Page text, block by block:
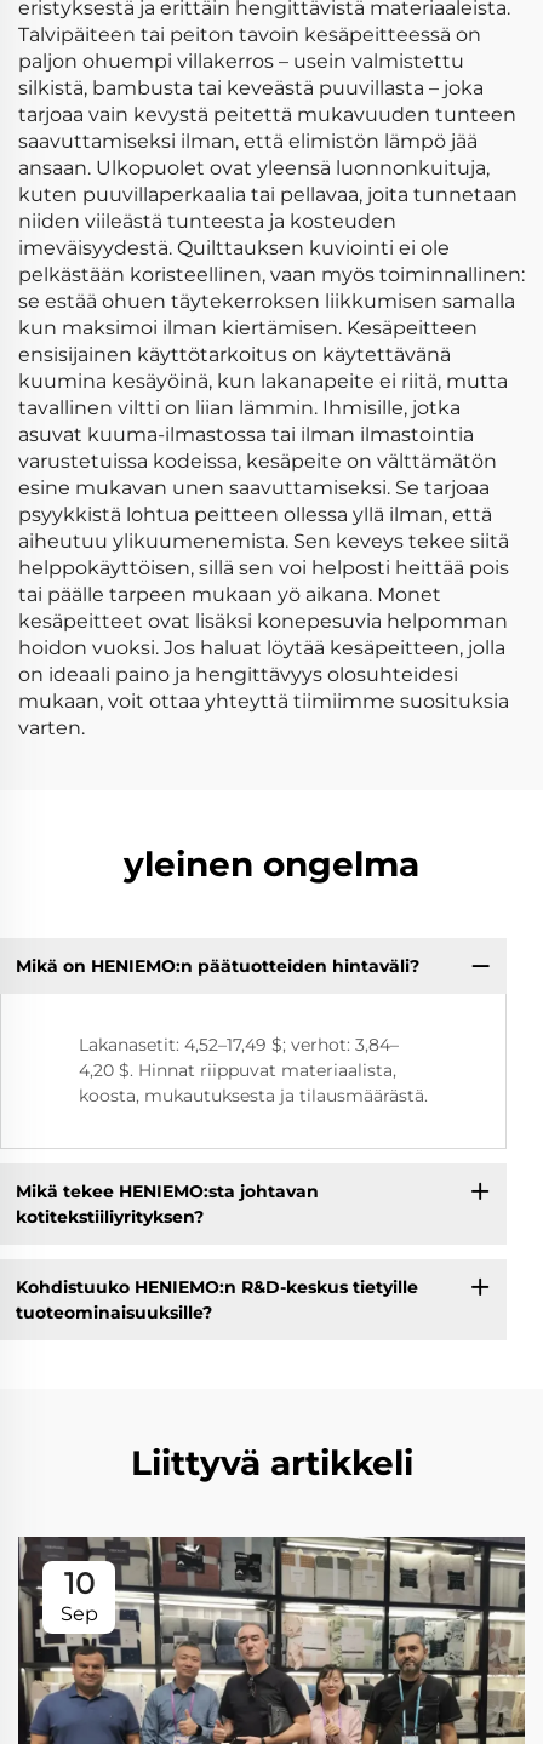
eristyksestä ja erittäin hengittävistä materiaaleista.
Talvipäiteen tai peiton tavoin kesäpeitteessä on
paljon ohuempi villakerros – usein valmistettu
silkistä, bambusta tai keveästä puuvillasta – joka
tarjoaa vain kevystä peitettä mukavuuden tunteen
saavuttamiseksi ilman, että elimistön lämpö jää
ansaan. Ulkopuolet ovat yleensä luonnonkuituja,
kuten puuvillaperkaalia tai pellavaa, joita tunnetaan
niiden viileästä tunteesta ja kosteuden
imeväisyydestä. Quilttauksen kuviointi ei ole
pelkästään koristeellinen, vaan myös toiminnallinen:
se estää ohuen täytekerroksen liikkumisen samalla
kun maksimoi ilman kiertämisen. Kesäpeitteen
ensisijainen käyttötarkoitus on käytettävänä
kuumina kesäyöinä, kun lakanapeite ei riitä, mutta
tavallinen viltti on liian lämmin. Ihmisille, jotka
asuvat kuuma-ilmastossa tai ilman ilmastointia
varustetuissa kodeissa, kesäpeite on välttämätön
esine mukavan unen saavuttamiseksi. Se tarjoaa
psyykkistä lohtua peitteen ollessa yllä ilman, että
aiheutuu ylikuumenemista. Sen keveys tekee siitä
helppokäyttöisen, sillä sen voi helposti heittää pois
tai päälle tarpeen mukaan yö aikana. Monet
kesäpeitteet ovat lisäksi konepesuvia helpomman
hoidon vuoksi. Jos haluat löytää kesäpeitteen, jolla
on ideaali paino ja hengittävyys olosuhteidesi
mukaan, voit ottaa yhteyttä tiimiimme suosituksia
varten.
yleinen ongelma
Mikä on HENIEMO:n päätuotteiden hintaväli?
Lakanasetit: 4,52–17,49 $; verhot: 3,84–
4,20 $. Hinnat riippuvat materiaalista,
koosta, mukautuksesta ja tilausmäärästä.
Mikä tekee HENIEMO:sta johtavan
kotitekstiiliyrityksen?
Kohdistuuko HENIEMO:n R&D-keskus tietyille
tuoteominaisuuksille?
Liittyvä artikkeli
10
Sep